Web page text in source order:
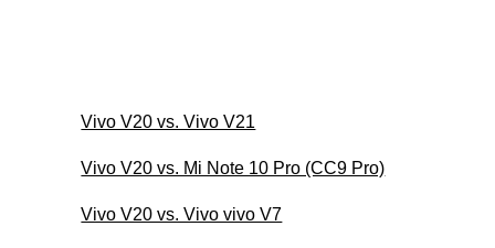
Vivo V20 vs. Vivo V21
Vivo V20 vs. Mi Note 10 Pro (CC9 Pro)
Vivo V20 vs. Vivo vivo V7